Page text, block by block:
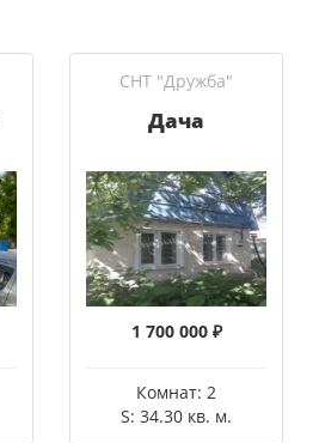
СНТ "Дружба"
Дача
1 700 000 ₽
Комнат: 2
S: 34.30 кв. м.